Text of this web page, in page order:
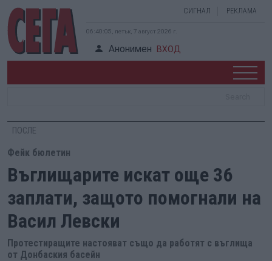
СИГНАЛ РЕКЛАМА
06:40:06, петък, 7 август 2026 г.
Анонимен ВХОД
ПОСЛЕ
Фейк бюлетин
Въглищарите искат още 36
заплати, защото помогнали на
Васил Левски
Протестиращите настояват също да работят с въглища
от Донбаския басейн